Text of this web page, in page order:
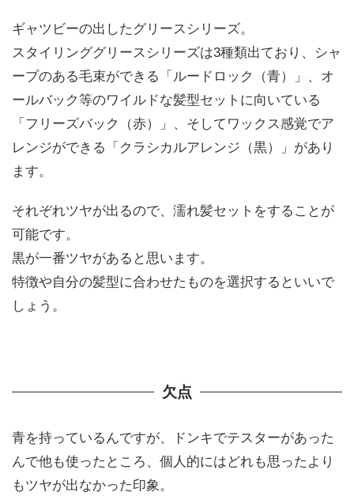
ギャツビーの出したグリースシリーズ。
スタイリンググリースシリーズは3種類出ており、シャ
ープのある毛束ができる「ルードロック（青）」、オ
ールバック等のワイルドな髪型セットに向いている
「フリーズバック（赤）」、そしてワックス感覚でア
レンジができる「クラシカルアレンジ（黒）」があり
ます。
それぞれツヤが出るので、濡れ髪セットをすることが
可能です。
黒が一番ツヤがあると思います。
特徴や自分の髪型に合わせたものを選択するといいで
しょう。
欠点
青を持っているんですが、ドンキでテスターがあった
んで他も使ったところ、個人的にはどれも思ったより
もツヤが出なかった印象。